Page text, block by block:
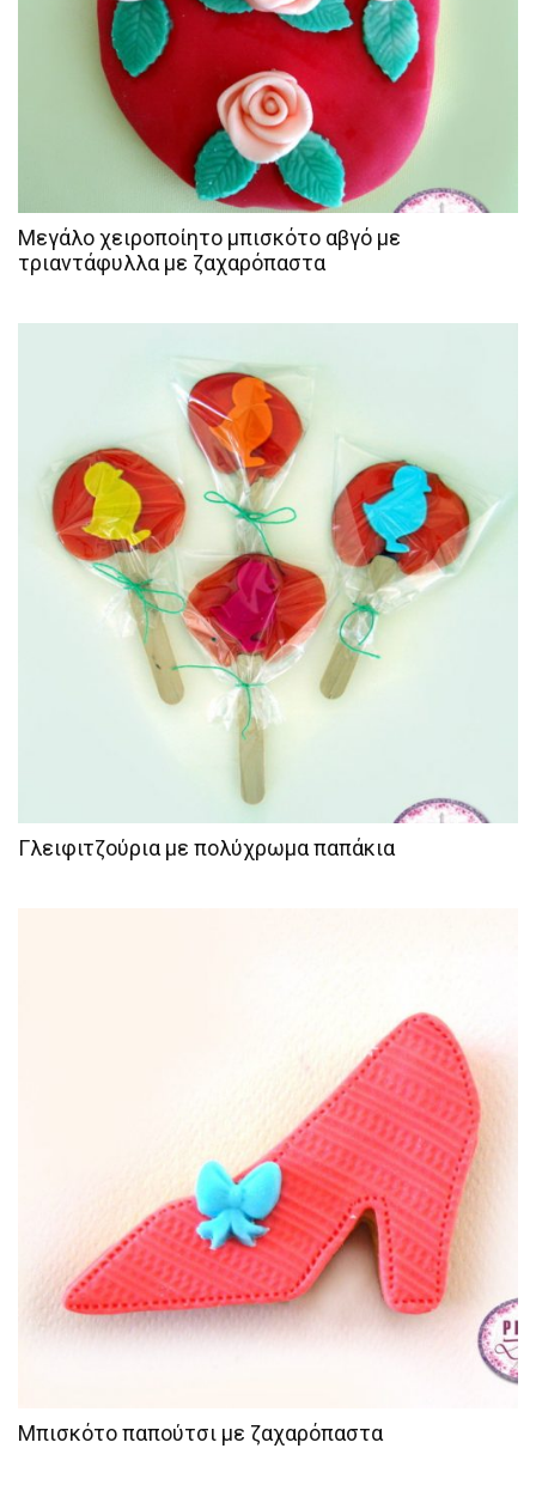
Μεγάλο χειροποίητο μπισκότο αβγό με
τριαντάφυλλα με ζαχαρόπαστα
Γλειφιτζούρια με πολύχρωμα παπάκια
Μπισκότο παπούτσι με ζαχαρόπαστα